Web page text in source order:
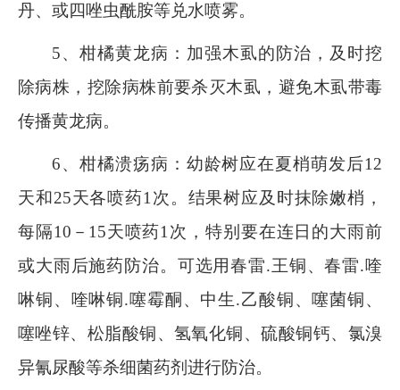
丹、或四唑虫酰胺等兑水喷雾。
5、柑橘黄龙病：加强木虱的防治，及时挖
除病株，挖除病株前要杀灭木虱，避免木虱带毒
传播黄龙病。
6、柑橘溃疡病：幼龄树应在夏梢萌发后12
天和25天各喷药1次。结果树应及时抹除嫩梢，
每隔10 － 15天喷药1次，特别要在连日的大雨前
或大雨后施药防治。可选用春雷.王铜、春雷.喹
啉铜、喹啉铜.噻霉酮、中生.乙酸铜、噻菌铜、
噻唑锌、松脂酸铜、氢氧化铜、硫酸铜钙、氯溴
异氰尿酸等杀细菌药剂进行防治。